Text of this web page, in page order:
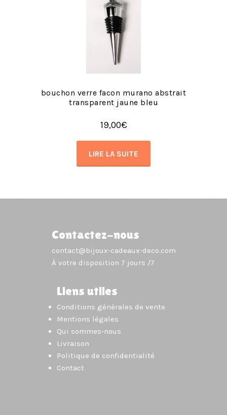
bouchon verre facon murano abstrait
transparent jaune bleu
19,00€
LIRE LA SUITE
Contactez-nous
contact@bijoux-cadeaux-deco.com
À votre disposition 7 jours /7
Liens utiles
Conditions générales de vente
Mentions légales
Qui sommes-nous
Livraison
Politique de confidentialité
Contact